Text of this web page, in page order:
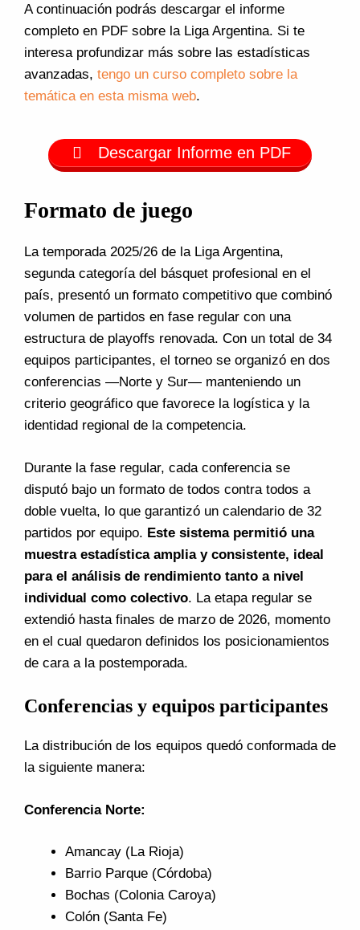
A continuación podrás descargar el informe
completo en PDF sobre la Liga Argentina. Si te
interesa profundizar más sobre las estadísticas
avanzadas, tengo un curso completo sobre la
temática en esta misma web.
Descargar Informe en PDF
Formato de juego
La temporada 2025/26 de la Liga Argentina,
segunda categoría del básquet profesional en el
país, presentó un formato competitivo que combinó
volumen de partidos en fase regular con una
estructura de playoffs renovada. Con un total de 34
equipos participantes, el torneo se organizó en dos
conferencias —Norte y Sur— manteniendo un
criterio geográfico que favorece la logística y la
identidad regional de la competencia.
Durante la fase regular, cada conferencia se
disputó bajo un formato de todos contra todos a
doble vuelta, lo que garantizó un calendario de 32
partidos por equipo. Este sistema permitió una
muestra estadística amplia y consistente, ideal
para el análisis de rendimiento tanto a nivel
individual como colectivo. La etapa regular se
extendió hasta finales de marzo de 2026, momento
en el cual quedaron definidos los posicionamientos
de cara a la postemporada.
Conferencias y equipos participantes
La distribución de los equipos quedó conformada de
la siguiente manera:
Conferencia Norte:
Amancay (La Rioja)
Barrio Parque (Córdoba)
Bochas (Colonia Caroya)
Colón (Santa Fe)